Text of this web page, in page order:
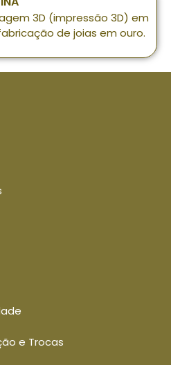
3D (impressão 3D) em
de joias em ouro.
e Trocas